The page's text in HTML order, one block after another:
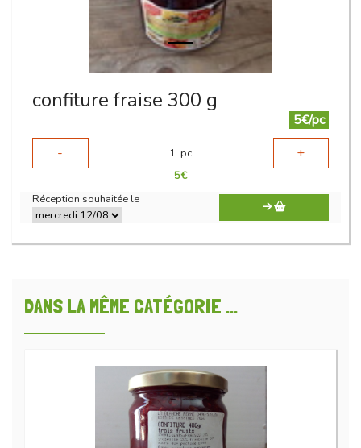
confiture fraise 300 g
5€/pc
-
1 pc +
5€
Réception souhaitée le
DANS LA MÊME CATÉGORIE ...